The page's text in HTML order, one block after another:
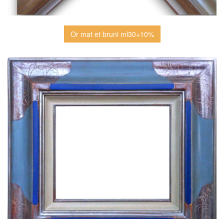
Or mat et bruni ml30+10%